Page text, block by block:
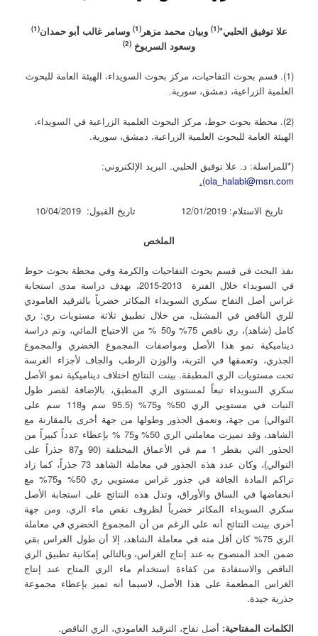
علا توفيق الحلبي*(1) وبيان محمد مزهر(1) وسامر غالب أبو حمدان(1)
وسعود السربوخ (2)
(1). قسم بحوث التفاحيات، مركز بحوث السويداء، الهيئة العامة للبحوث
العلمية الزراعية، دمشق، سورية.
(2). محطة بحوث حوط، مركز البحوث العلمية الزراعية في السويداء،
الهيئة العامة للبحوث العلمية الزراعية، دمشق، سورية.
(*للمراسلة: د. علا توفيق الحلبي. البريد الإلكتروني:
ola_halabi@msn.com
).
تاريخ الاستلام: 12/01/2019 تاريخ القبول: 10/04/2019
الملخص
نفذ البحث في قسم بحوث التفاحيات والكرمة وفي محطة بحوث حوط
في السويداء خلال الفترة 2013-2015، بهدف دراسة مدى استجابة
غراس أصل التفاح سكري السويداء المكاثر خضرياً بالترقيد العامودي
للري الناقص في المشتل، من خلال تطبيق ثلاثة مستويات ري: ري
كامل (شاهد)، ري ناقص 75% و50 % من الاحتياج المائي، وتم دراسة
ديناميكية نمو هذا الأصل ومواصفات المجموع الخضري والمجموع
الجذري، وتعمقها في التربة، والوزن الرطب والجاف لأجزاء الغرسة
تحت مستويات الري المطبقة. بينت النتائج اختلاف ديناميكية نمو الأصل
سكري السويداء تبعاً لمستوى الري المطبق، بالإضافة لقصر طول
النبات في مستويي الري 50% و75% (95.5 سم و118 سم على
التوالي) من جهة، وتعمق الجذور وطولها من جهة أخرى بالمقارنة مع
الشاهد، وقد تميزت معاملتي الري 50% و75 % بإعطاء عدداً كبيراً من
الجذور التي بقطر 1 مم في الأعماق المختلفة (90 و87 جذراً على
التوالي)، وكان عدد هذه الجذور في معاملة الشاهد 73 جذراً، كما زاد
تراكم المادة الجافة في جذور غراس مستويي ري 50% و75% مع
انخفاضها في الساق والأوراق، وتدل هذه النتائج على استجابة الأصل
سكري السويداء المكاثر خضرياً لظروف نقص ماء الري، ومن جهة
أخرى بينت النتائج أنه على الرغم من أن المجموع الخضري في معاملة
الري 75% كان أقل منه في معاملة الشاهد، إلا أن طول الغراس بقي
ضمن الحد المنصوح به عند إنتاج الغراس، وبالتالي إمكانية تطبيق الري
الناقص والاستفادة من كفاءة استخدام ماء الري المتاح عند إنتاج
الغراس المطعمة على هذا الأصل، لاسيما أنه تميز بإعطاء مجموعة
جذرية جيدة.
الكلمات المفتاحية: أصل تفاح، الترقيد العامودي، الري الناقص.